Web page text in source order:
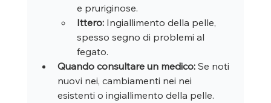
e pruriginose.
Ittero: Ingiallimento della pelle,
spesso segno di problemi al
fegato.
Quando consultare un medico: Se noti
nuovi nei, cambiamenti nei nei
esistenti o ingiallimento della pelle.